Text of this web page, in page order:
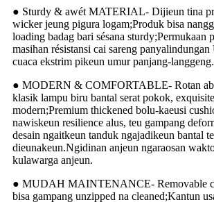
● Sturdy & awét MATERIAL- Dijieun tina
wicker jeung pigura logam;Produk bisa
loading badag bari sésana sturdy;Permukaan
masihan résistansi cai sareng
cuaca ekstrim pikeun umur panjang-langgeng.
● MODERN & COMFORTABLE- Rotan
klasik lampu biru bantal serat pokok,
modern;Premium thickened bolu-kaeusi
nawiskeun resilience alus, teu gampang
desain ngaitkeun tanduk ngajadikeun bantal
dieunakeun.Ngidinan anjeun ngaraosan
kulawarga anjeun.
● MUDAH MAINTENANCE- Removable
bisa gampang unzipped na cleaned;Kantun